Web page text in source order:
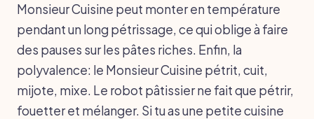
Monsieur Cuisine peut monter en température
pendant un long pétrissage, ce qui oblige à faire
des pauses sur les pâtes riches. Enfin, la
polyvalence: le Monsieur Cuisine pétrit, cuit,
mijote, mixe. Le robot pâtissier ne fait que pétrir,
fouetter et mélanger. Si tu as une petite cuisine